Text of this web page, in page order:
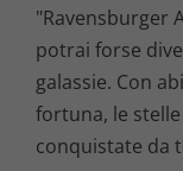
"Ravensburger
potrai forse
galassie. Con
fortuna, le
conquistate da